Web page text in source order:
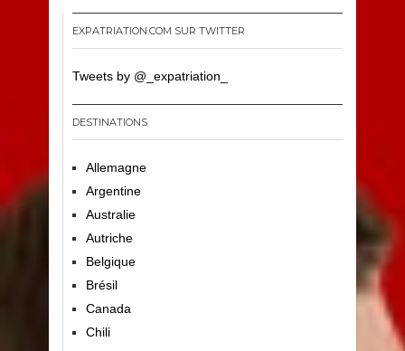
EXPATRIATION.COM SUR TWITTER
Tweets by @_expatriation_
DESTINATIONS
Allemagne
Argentine
Australie
Autriche
Belgique
Brésil
Canada
Chili